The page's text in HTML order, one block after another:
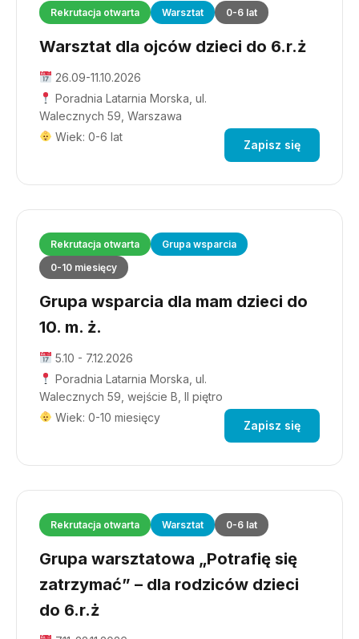
Rekrutacja otwarta Warsztat 0-6 lat
Warsztat dla ojców dzieci do 6.r.ż
26.09-11.10.2026
Poradnia Latarnia Morska, ul.
Walecznych 59, Warszawa
Wiek: 0-6 lat
Zapisz się
Rekrutacja otwarta
Grupa wsparcia
0-10 miesięcy
Grupa wsparcia dla mam dzieci do
10. m. ż.
5.10 - 7.12.2026
Poradnia Latarnia Morska, ul.
Walecznych 59, wejście B, II piętro
Wiek: 0-10 miesięcy
Zapisz się
Rekrutacja otwarta Warsztat 0-6 lat
Grupa warsztatowa „Potrafię się
zatrzymać” – dla rodziców dzieci
do 6.r.ż